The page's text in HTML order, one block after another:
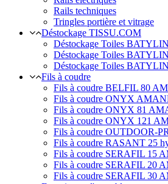
Rails techniques
Tringles portière et vitrage
Déstockage TISSU.COM
Déstockage Toiles
Déstockage Toiles
Déstockage Toiles
Fils à coudre
Fils à coudre BELFIL 80
Fils à coudre ONYX
Fils à coudre ONYX 81
Fils à coudre ONYX 121
Fils à coudre OUTDOOR-
Fils à coudre RASANT 25
Fils à coudre SERAFIL 15
Fils à coudre SERAFIL 20
Fils à coudre SERAFIL 30